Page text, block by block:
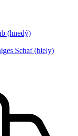
(hnedý)
Schaf (biely)